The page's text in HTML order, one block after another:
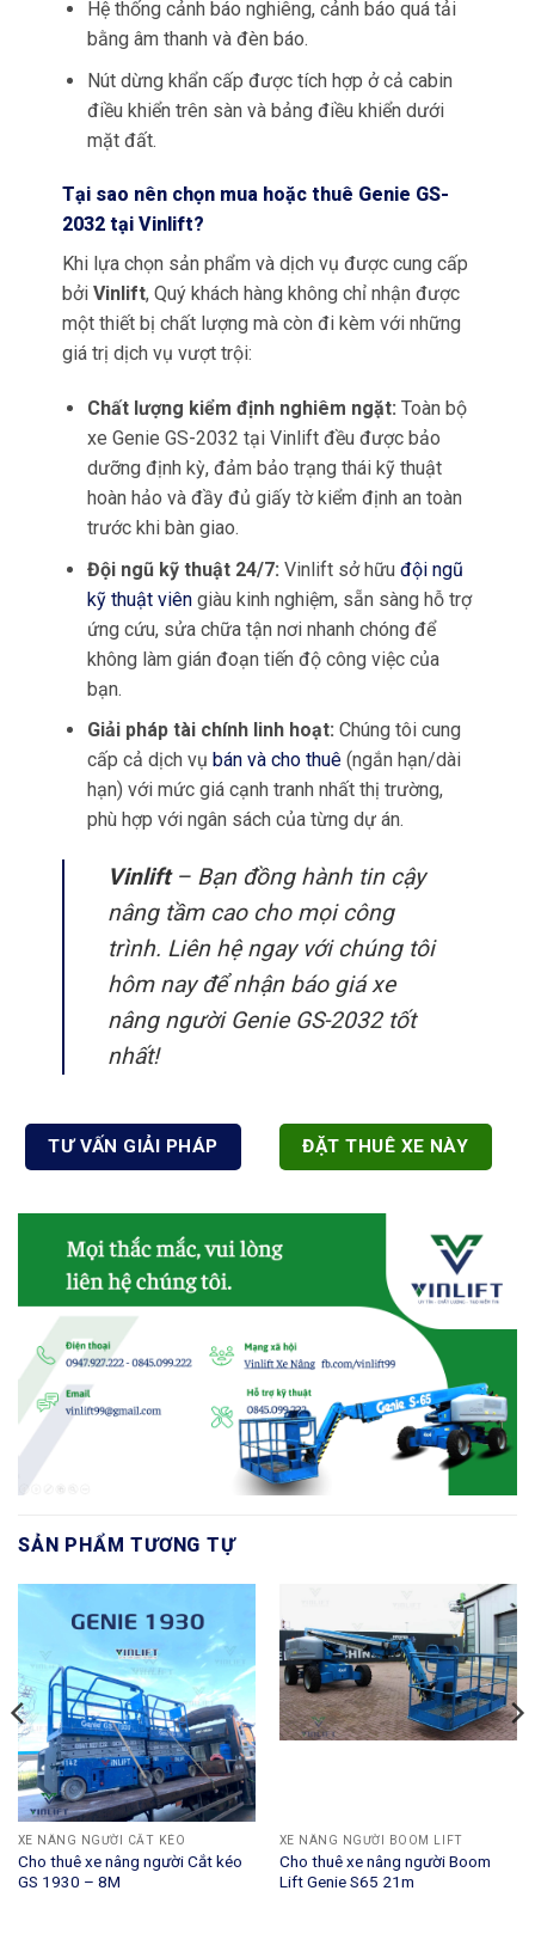
Hệ thống cảnh báo nghiêng, cảnh báo quá tải
bằng âm thanh và đèn báo.
Nút dừng khẩn cấp được tích hợp ở cả cabin
điều khiển trên sàn và bảng điều khiển dưới
mặt đất.
Tại sao nên chọn mua hoặc thuê Genie GS-
2032 tại Vinlift?
Khi lựa chọn sản phẩm và dịch vụ được cung cấp
bởi Vinlift, Quý khách hàng không chỉ nhận được
một thiết bị chất lượng mà còn đi kèm với những
giá trị dịch vụ vượt trội:
Chất lượng kiểm định nghiêm ngặt: Toàn bộ
xe Genie GS-2032 tại Vinlift đều được bảo
dưỡng định kỳ, đảm bảo trạng thái kỹ thuật
hoàn hảo và đầy đủ giấy tờ kiểm định an toàn
trước khi bàn giao.
Đội ngũ kỹ thuật 24/7: Vinlift sở hữu đội ngũ
kỹ thuật viêngiàu kinh nghiệm, sẵn sàng hỗ trợ
ứng cứu, sửa chữa tận nơi nhanh chóng để
không làm gián đoạn tiến độ công việc của
bạn.
Giải pháp tài chính linh hoạt: Chúng tôi cung
cấp cả dịch vụ bán và cho thuê(ngắn hạn/dài
hạn) với mức giá cạnh tranh nhất thị trường,
phù hợp với ngân sách của từng dự án.
Vinlift– Bạn đồng hành tin cậy
nâng tầm cao cho mọi công
trình. Liên hệ ngay với chúng tôi
hôm nay để nhận báo giá xe
nâng người Genie GS-2032 tốt
nhất!
TƯ VẤN GIẢI PHÁP ĐẶT THUÊ XE NÀY
SẢN PHẨM TƯƠNG TỰ
XE NÂNG NGƯỜI CẮT KÉO
Cho thuê xe nâng người Cắt kéo
GS 1930 – 8M
XE NÂNG NGƯỜI BOOM LIFT
Cho thuê xe nâng người Boom
Lift Genie S65 21m